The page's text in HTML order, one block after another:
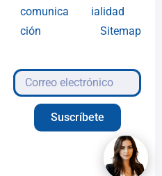
comunica
ción
ialidad
Sitemap
Suscríbete